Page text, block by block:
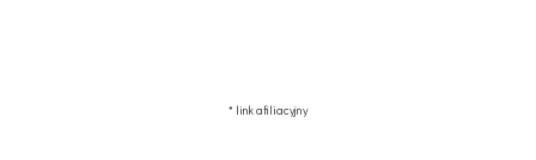
* link afiliacyjny